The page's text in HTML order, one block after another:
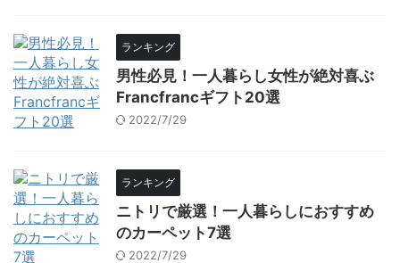
ランキング
男性必見！一人暮らし女性が絶対喜ぶ
Francfrancギフト20選
2022/7/29
ランキング
ニトリで厳選！一人暮らしにおすすめ
のカーペット7選
2022/7/29